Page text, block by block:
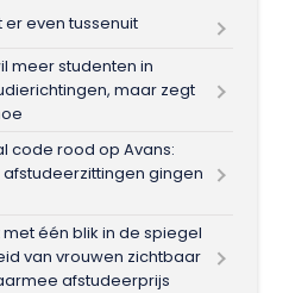
er even tussenuit
meer studenten in
maar zegt
code rood op Avans:
gingen
één blik in de spiegel
van vrouwen zichtbaar
afstudeerprijs